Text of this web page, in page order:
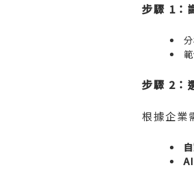
步驟 1：
步驟 2：
根據企業